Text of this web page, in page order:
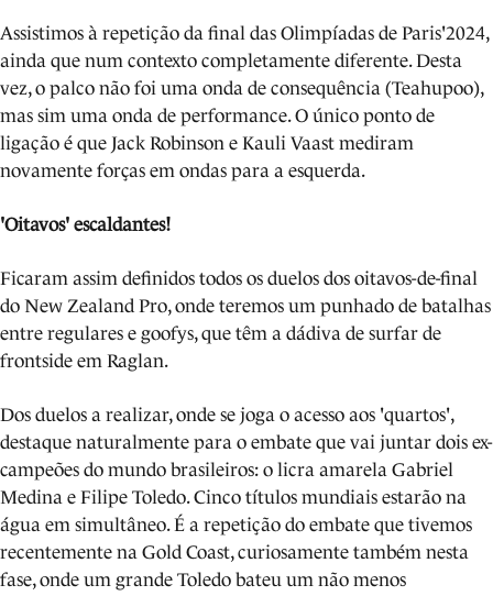
Assistimos à repetição da final das Olimpíadas de Paris'2024,
ainda que num contexto completamente diferente. Desta
vez, o palco não foi uma onda de consequência (Teahupoo),
mas sim uma onda de performance. O único ponto de
ligação é que Jack Robinson e Kauli Vaast mediram
novamente forças em ondas para a esquerda.
'Oitavos' escaldantes!
Ficaram assim definidos todos os duelos dos oitavos-de-final
do New Zealand Pro, onde teremos um punhado de batalhas
entre regulares e goofys, que têm a dádiva de surfar de
frontside em Raglan.
Dos duelos a realizar, onde se joga o acesso aos 'quartos',
destaque naturalmente para o embate que vai juntar dois ex-
campeões do mundo brasileiros: o licra amarela Gabriel
Medina e Filipe Toledo. Cinco títulos mundiais estarão na
água em simultâneo. É a repetição do embate que tivemos
recentemente na Gold Coast, curiosamente também nesta
fase, onde um grande Toledo bateu um não menos